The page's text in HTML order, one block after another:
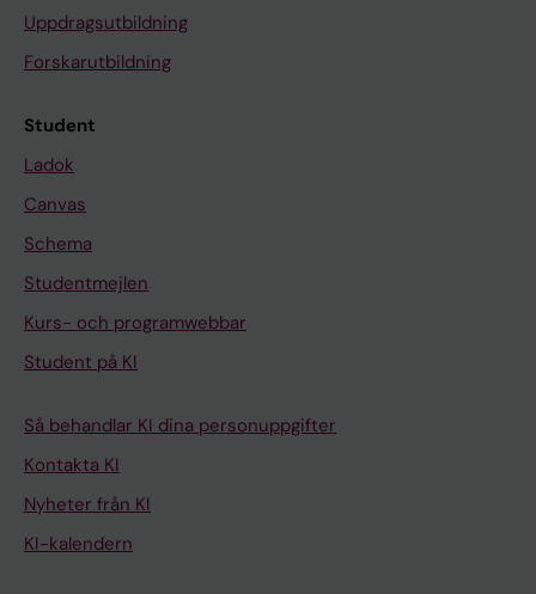
Uppdragsutbildning
Forskarutbildning
Student
Ladok
Canvas
Schema
Studentmejlen
Kurs- och programwebbar
Student på KI
Så behandlar KI dina personuppgifter
Kontakta KI
Nyheter från KI
KI-kalendern